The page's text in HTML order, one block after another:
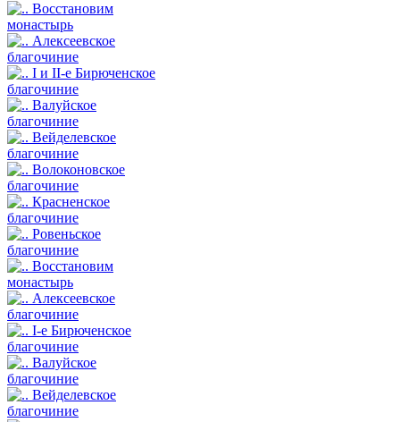
Восстановим
монастырь
Алексеевское
благочиние
I и II-е Бирюченское
благочиние
Валуйское
благочиние
Вейделевское
благочиние
Волоконовское
благочиние
Красненское
благочиние
Ровеньское
благочиние
Восстановим
монастырь
Алексеевское
благочиние
I-е Бирюченское
благочиние
Валуйское
благочиние
Вейделевское
благочиние